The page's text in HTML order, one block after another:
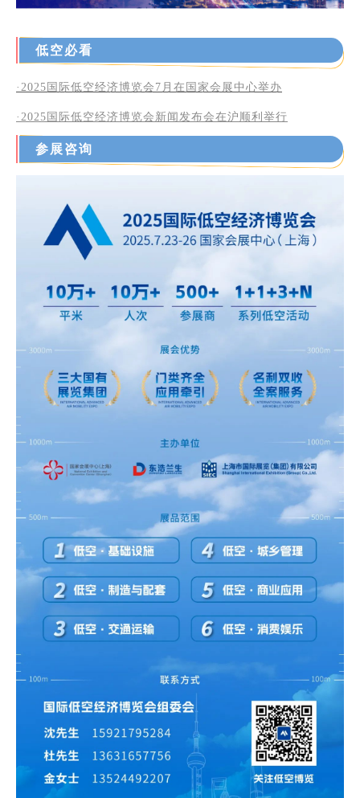
低空必看
·2025国际低空经济博览会7月在国家会展中心举办
·2025 国际低空经济博览会新闻发布会在沪顺利举行
参展咨询